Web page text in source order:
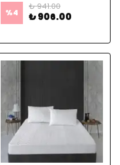
%4
₺ 941.00
₺ 906.00